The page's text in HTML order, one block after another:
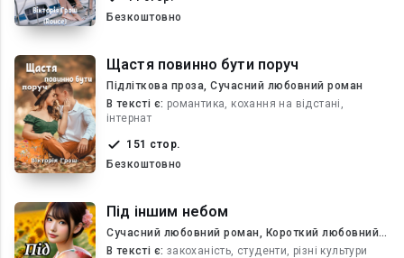
Безкоштовно
Щастя повинно бути поруч
Підліткова проза, Сучасний любовний роман
В текcті є: романтика, кохання на відстані,
інтернат
151 стор.
Безкоштовно
Під іншим небом
Сучасний любовний роман, Короткий любовний
роман
В текcті є: закоханість, студенти, різні культури